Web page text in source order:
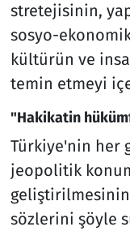
stretejisinin,
sosyo-
kültürün ve
temin etmeyi
"Hakikatin
Türkiye'nin her
jeopolitik
sözlerini şöyle